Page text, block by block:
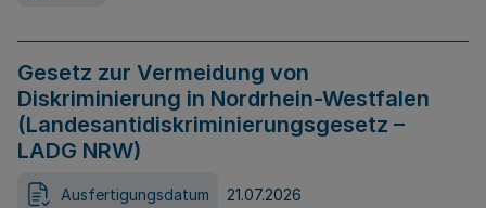
Gesetz zur Vermeidung von
Diskriminierung in Nordrhein-Westfalen
(Landesantidiskriminierungsgesetz –
LADG NRW)
Ausfertigungsdatum 21.07.2026